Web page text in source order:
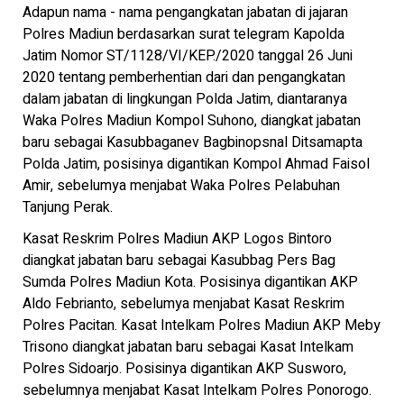
Adapun nama - nama pengangkatan jabatan di jajaran
Polres Madiun berdasarkan surat telegram Kapolda
Jatim Nomor ST/1128/VI/KEP./2020 tanggal 26 Juni
2020 tentang pemberhentian dari dan pengangkatan
dalam jabatan di lingkungan Polda Jatim, diantaranya
Waka Polres Madiun Kompol Suhono, diangkat jabatan
baru sebagai Kasubbaganev Bagbinopsnal Ditsamapta
Polda Jatim, posisinya digantikan Kompol Ahmad Faisol
Amir, sebelumya menjabat Waka Polres Pelabuhan
Tanjung Perak.
Kasat Reskrim Polres Madiun AKP Logos Bintoro
diangkat jabatan baru sebagai Kasubbag Pers Bag
Sumda Polres Madiun Kota. Posisinya digantikan AKP
Aldo Febrianto, sebelumya menjabat Kasat Reskrim
Polres Pacitan. Kasat Intelkam Polres Madiun AKP Meby
Trisono diangkat jabatan baru sebagai Kasat Intelkam
Polres Sidoarjo. Posisinya digantikan AKP Susworo,
sebelumnya menjabat Kasat Intelkam Polres Ponorogo.